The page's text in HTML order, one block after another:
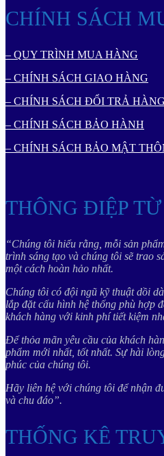
CHÍNH SÁCH
– QUY TRÌNH MUA HÀNG
– CHÍNH SÁCH GIAO HÀNG
– CHÍNH SÁCH ĐỔI TRẢ
– CHÍNH SÁCH BẢO HÀNH
– CHÍNH SÁCH BẢO MẬT
THÔNG ĐIỆP
“Chúng tôi hiểu rằng, mỗi sản
trình sáng tạo và chúng tôi sẽ trao
một cách hoàn hảo nhất.
Chúng tôi có đội ngũ kỹ thuật dồi
lắp đặt cấu hình hệ thống phù hợp
khách hàng với kinh phí tiết kiệm
Để thỏa mãn yêu cầu của khách
phẩm mới nhất, tốt nhất. Sự hài
phúc của chúng tôi.
Hãy liên hệ với chúng tôi để nhận
và chu đáo”.
THỐNG KÊ